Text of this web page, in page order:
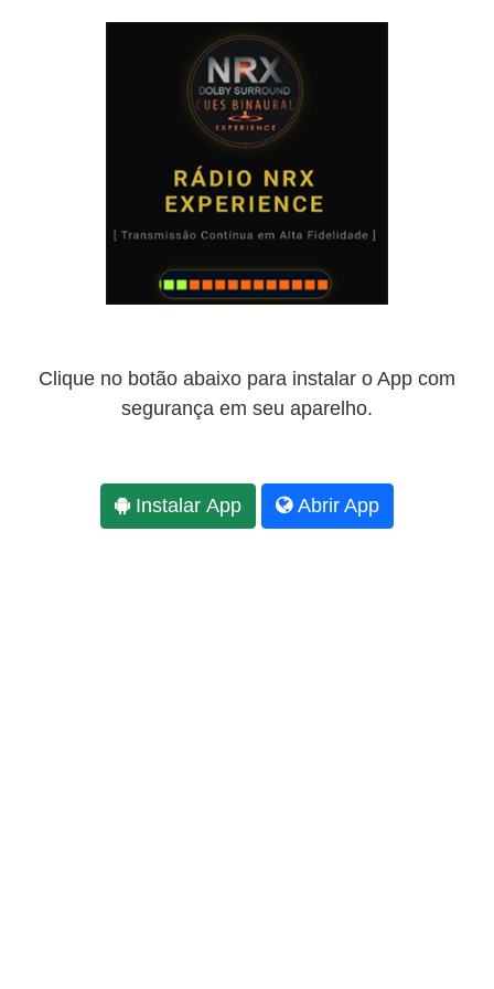
Clique no botão abaixo para instalar o App com
segurança em seu aparelho.
Instalar App Abrir App